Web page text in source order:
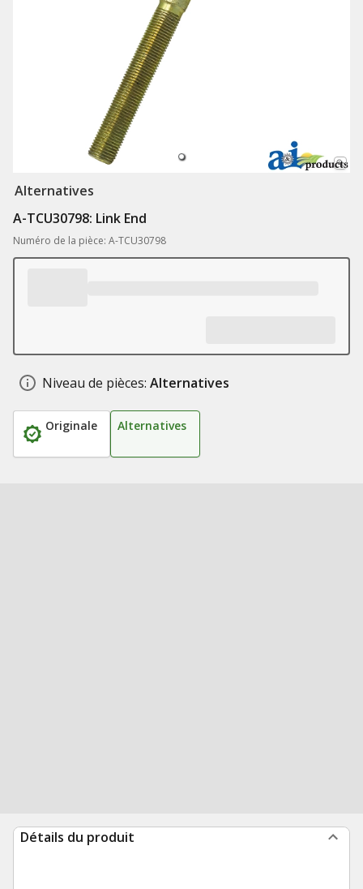
Alternatives
A-TCU30798: Link End
Numéro de la pièce: A-TCU30798
Niveau de pièces: Alternatives
Originale Alternatives
Détails du produit